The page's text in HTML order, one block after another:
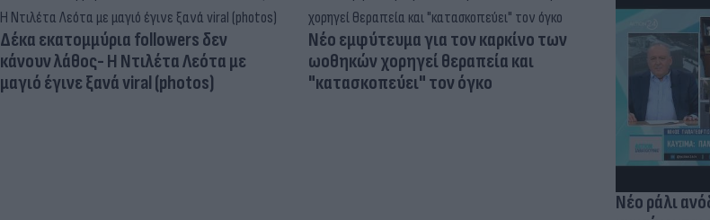
Δέκα εκατομμύρια followers δεν
κάνουν λάθος- Η Ντιλέτα Λεότα με
μαγιό έγινε ξανά viral (photos)
Νέο εμφύτευμα για τον καρκίνο των
ωοθηκών χορηγεί θεραπεία και
"κατασκοπεύει" τον όγκο
Νέο ράλι